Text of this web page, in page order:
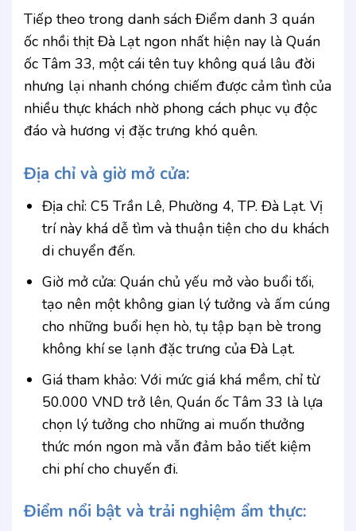
Tiếp theo trong danh sách Điểm danh 3 quán
ốc nhồi thịt Đà Lạt ngon nhất hiện nay là Quán
ốc Tâm 33, một cái tên tuy không quá lâu đời
nhưng lại nhanh chóng chiếm được cảm tình của
nhiều thực khách nhờ phong cách phục vụ độc
đáo và hương vị đặc trưng khó quên.
Địa chỉ và giờ mở cửa:
Địa chỉ: C5 Trần Lê, Phường 4, TP. Đà Lạt. Vị
trí này khá dễ tìm và thuận tiện cho du khách
di chuyển đến.
Giờ mở cửa: Quán chủ yếu mở vào buổi tối,
tạo nên một không gian lý tưởng và ấm cúng
cho những buổi hẹn hò, tụ tập bạn bè trong
không khí se lạnh đặc trưng của Đà Lạt.
Giá tham khảo: Với mức giá khá mềm, chỉ từ
50.000 VND trở lên, Quán ốc Tâm 33 là lựa
chọn lý tưởng cho những ai muốn thưởng
thức món ngon mà vẫn đảm bảo tiết kiệm
chi phí cho chuyến đi.
Điểm nổi bật và trải nghiệm ẩm thực: